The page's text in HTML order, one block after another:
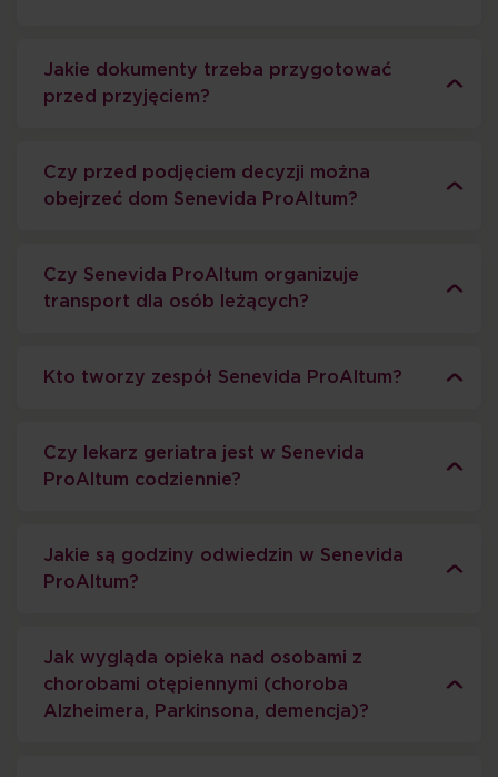
Jakie dokumenty trzeba przygotować
przed przyjęciem?
Czy przed podjęciem decyzji można
obejrzeć dom Senevida ProAltum?
Czy Senevida ProAltum organizuje
transport dla osób leżących?
Kto tworzy zespół Senevida ProAltum?
Czy lekarz geriatra jest w Senevida
ProAltum codziennie?
Jakie są godziny odwiedzin w Senevida
ProAltum?
Jak wygląda opieka nad osobami z
chorobami otępiennymi (choroba
Alzheimera, Parkinsona, demencja)?